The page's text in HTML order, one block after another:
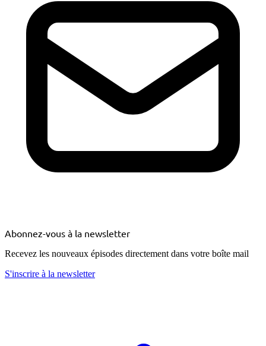
Abonnez-vous à la newsletter
Recevez les nouveaux épisodes directement dans votre boîte mail
S'inscrire à la newsletter